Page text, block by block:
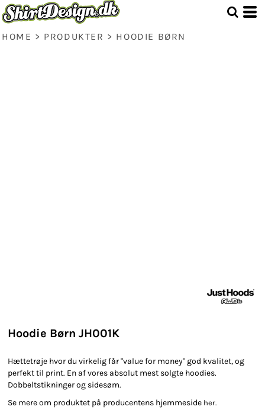
HOME > PRODUKTER > HOODIE BØRN
Hoodie Børn JH001K
Hættetrøje hvor du virkelig får "value for money" god kvalitet, og
perfekt til print. En af vores absolut mest solgte hoodies.
Dobbeltstikninger og sidesøm.
Se mere om produktet på producentens hjemmeside her.